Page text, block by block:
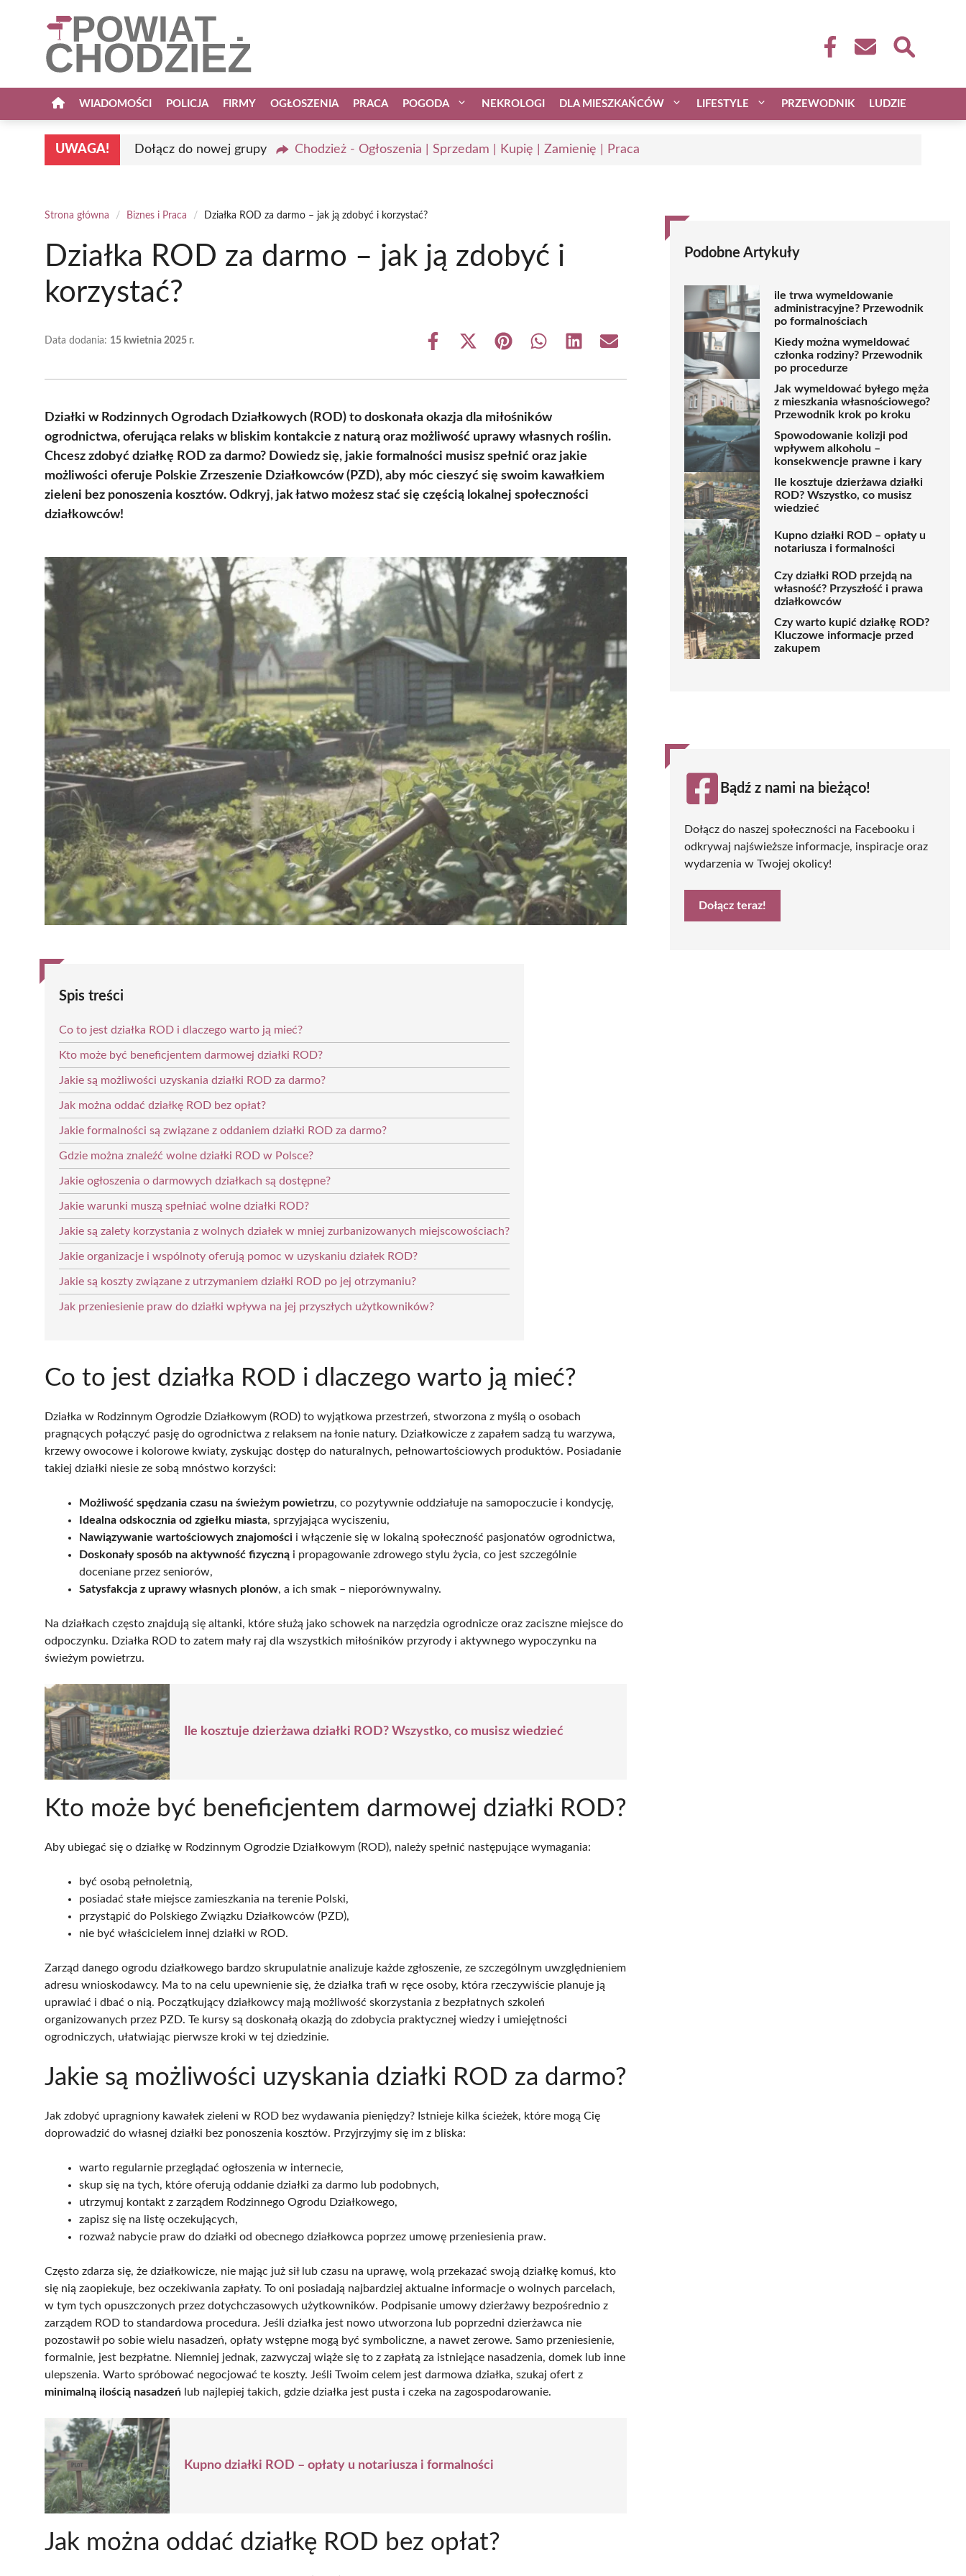
WIADOMOŚCI POLICJA FIRMY OGŁOSZENIA PRACA POGODA NEKROLOGI DLA MIESZKAŃCÓW LIFESTYLE PRZEWODNIK LUDZIE
UWAGA! Dołącz do nowej grupy Chodzież - Ogłoszenia | Sprzedam | Kupię | Zamienię | Praca
Strona główna / Biznes i Praca / Działka ROD za darmo – jak ją zdobyć i korzystać?
Działka ROD za darmo – jak ją zdobyć i
korzystać?
Data dodania: 15 kwietnia 2025 r.
Share
Share
(Twitter)
Share Share Share Share
Działki w Rodzinnych Ogrodach Działkowych (ROD) to doskonała okazja dla miłośników
ogrodnictwa, oferująca relaks w bliskim kontakcie z naturą oraz możliwość uprawy własnych roślin.
Chcesz zdobyć działkę ROD za darmo? Dowiedz się, jakie formalności musisz spełnić oraz jakie
możliwości oferuje Polskie Zrzeszenie Działkowców (PZD), aby móc cieszyć się swoim kawałkiem
zieleni bez ponoszenia kosztów. Odkryj, jak łatwo możesz stać się częścią lokalnej społeczności
działkowców!
Spis treści
Co to jest działka ROD i dlaczego warto ją mieć?
Kto może być beneficjentem darmowej działki ROD?
Jakie są możliwości uzyskania działki ROD za darmo?
Jak można oddać działkę ROD bez opłat?
Jakie formalności są związane z oddaniem działki ROD za darmo?
Gdzie można znaleźć wolne działki ROD w Polsce?
Jakie ogłoszenia o darmowych działkach są dostępne?
Jakie warunki muszą spełniać wolne działki ROD?
Jakie są zalety korzystania z wolnych działek w mniej zurbanizowanych miejscowościach?
Jakie organizacje i wspólnoty oferują pomoc w uzyskaniu działek ROD?
Jakie są koszty związane z utrzymaniem działki ROD po jej otrzymaniu?
Jak przeniesienie praw do działki wpływa na jej przyszłych użytkowników?
Co to jest działka ROD i dlaczego warto ją mieć?
Działka w Rodzinnym Ogrodzie Działkowym (ROD) to wyjątkowa przestrzeń, stworzona z myślą o osobach
pragnących połączyć pasję do ogrodnictwa z relaksem na łonie natury. Działkowicze z zapałem sadzą tu warzywa,
krzewy owocowe i kolorowe kwiaty, zyskując dostęp do naturalnych, pełnowartościowych produktów. Posiadanie
takiej działki niesie ze sobą mnóstwo korzyści:
Możliwość spędzania czasu na świeżym powietrzu, co pozytywnie oddziałuje na samopoczucie i kondycję,
Idealna odskocznia od zgiełku miasta, sprzyjająca wyciszeniu,
Nawiązywanie wartościowych znajomości i włączenie się w lokalną społeczność pasjonatów ogrodnictwa,
Doskonały sposób na aktywność fizyczną i propagowanie zdrowego stylu życia, co jest szczególnie
doceniane przez seniorów,
Satysfakcja z uprawy własnych plonów, a ich smak – nieporównywalny.
Na działkach często znajdują się altanki, które służą jako schowek na narzędzia ogrodnicze oraz zaciszne miejsce do
odpoczynku. Działka ROD to zatem mały raj dla wszystkich miłośników przyrody i aktywnego wypoczynku na
świeżym powietrzu.
Ile kosztuje dzierżawa działki ROD? Wszystko, co musisz wiedzieć
Kto może być beneficjentem darmowej działki ROD?
Aby ubiegać się o działkę w Rodzinnym Ogrodzie Działkowym (ROD), należy spełnić następujące wymagania:
być osobą pełnoletnią,
posiadać stałe miejsce zamieszkania na terenie Polski,
przystąpić do Polskiego Związku Działkowców (PZD),
nie być właścicielem innej działki w ROD.
Zarząd danego ogrodu działkowego bardzo skrupulatnie analizuje każde zgłoszenie, ze szczególnym uwzględnieniem
adresu wnioskodawcy. Ma to na celu upewnienie się, że działka trafi w ręce osoby, która rzeczywiście planuje ją
uprawiać i dbać o nią. Początkujący działkowcy mają możliwość skorzystania z bezpłatnych szkoleń
organizowanych przez PZD. Te kursy są doskonałą okazją do zdobycia praktycznej wiedzy i umiejętności
ogrodniczych, ułatwiając pierwsze kroki w tej dziedzinie.
Jakie są możliwości uzyskania działki ROD za darmo?
Jak zdobyć upragniony kawałek zieleni w ROD bez wydawania pieniędzy? Istnieje kilka ścieżek, które mogą Cię
doprowadzić do własnej działki bez ponoszenia kosztów. Przyjrzyjmy się im z bliska:
warto regularnie przeglądać ogłoszenia w internecie,
skup się na tych, które oferują oddanie działki za darmo lub podobnych,
utrzymuj kontakt z zarządem Rodzinnego Ogrodu Działkowego,
zapisz się na listę oczekujących,
rozważ nabycie praw do działki od obecnego działkowca poprzez umowę przeniesienia praw.
Często zdarza się, że działkowicze, nie mając już sił lub czasu na uprawę, wolą przekazać swoją działkę komuś, kto
się nią zaopiekuje, bez oczekiwania zapłaty. To oni posiadają najbardziej aktualne informacje o wolnych parcelach,
w tym tych opuszczonych przez dotychczasowych użytkowników. Podpisanie umowy dzierżawy bezpośrednio z
zarządem ROD to standardowa procedura. Jeśli działka jest nowo utworzona lub poprzedni dzierżawca nie
pozostawił po sobie wielu nasadzeń, opłaty wstępne mogą być symboliczne, a nawet zerowe. Samo przeniesienie,
formalnie, jest bezpłatne. Niemniej jednak, zazwyczaj wiąże się to z zapłatą za istniejące nasadzenia, domek lub inne
ulepszenia. Warto spróbować negocjować te koszty. Jeśli Twoim celem jest darmowa działka, szukaj ofert z
minimalną ilością nasadzeń lub najlepiej takich, gdzie działka jest pusta i czeka na zagospodarowanie.
Kupno działki ROD – opłaty u notariusza i formalności
Jak można oddać działkę ROD bez opłat?
Podobne Artykuły
ile trwa wymeldowanie
administracyjne? Przewodnik
po formalnościach
Kiedy można wymeldować
członka rodziny? Przewodnik
po procedurze
Jak wymeldować byłego męża
z mieszkania własnościowego?
Przewodnik krok po kroku
Spowodowanie kolizji pod
wpływem alkoholu –
konsekwencje prawne i kary
Ile kosztuje dzierżawa działki
ROD? Wszystko, co musisz
wiedzieć
Kupno działki ROD – opłaty u
notariusza i formalności
Czy działki ROD przejdą na
własność? Przyszłość i prawa
działkowców
Czy warto kupić działkę ROD?
Kluczowe informacje przed
zakupem
Bądź z nami na bieżąco!
Dołącz do naszej społeczności na Facebooku i
odkrywaj najświeższe informacje, inspiracje oraz
wydarzenia w Twojej okolicy!
Dołącz teraz!